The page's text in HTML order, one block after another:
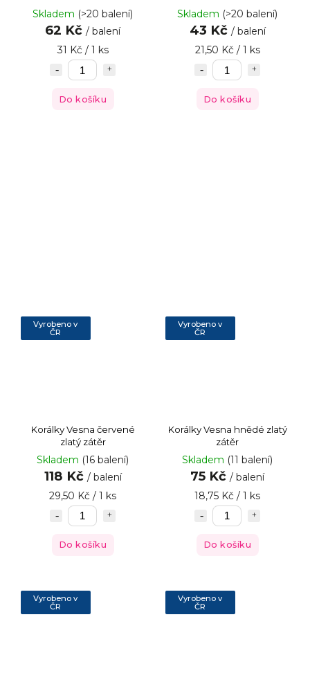
Skladem (>20 balení)
62 Kč / balení
31 Kč / 1 ks
Do košíku
Skladem (>20 balení)
43 Kč / balení
21,50 Kč / 1 ks
Do košíku
Vyrobeno v
ČR
Korálky Vesna červené
zlatý zátěr
Skladem (16 balení)
118 Kč / balení
29,50 Kč / 1 ks
Do košíku
Vyrobeno v
ČR
Korálky Vesna hnědé zlatý
zátěr
Skladem (11 balení)
75 Kč / balení
18,75 Kč / 1 ks
Do košíku
Vyrobeno v
ČR
Vyrobeno v
ČR